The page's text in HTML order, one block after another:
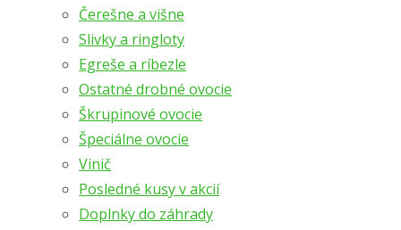
Čerešne a višne
Slivky a ringloty
Egreše a ríbezle
Ostatné drobné ovocie
Škrupinové ovocie
Špeciálne ovocie
Vinič
Posledné kusy v akcií
Doplnky do záhrady